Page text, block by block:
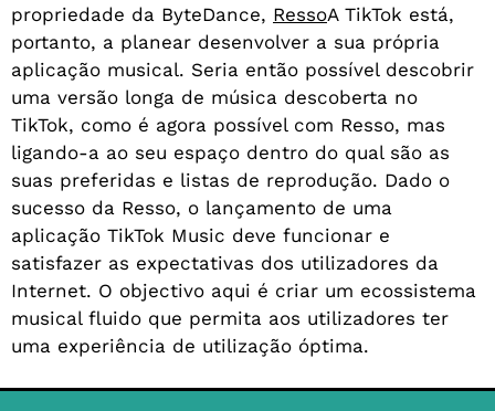
propriedade da ByteDance, RessoA TikTok está,
portanto, a planear desenvolver a sua própria
aplicação musical. Seria então possível descobrir
uma versão longa de música descoberta no
TikTok, como é agora possível com Resso, mas
ligando-a ao seu espaço dentro do qual são as
suas preferidas e listas de reprodução. Dado o
sucesso da Resso, o lançamento de uma
aplicação TikTok Music deve funcionar e
satisfazer as expectativas dos utilizadores da
Internet. O objectivo aqui é criar um ecossistema
musical fluido que permita aos utilizadores ter
uma experiência de utilização óptima.